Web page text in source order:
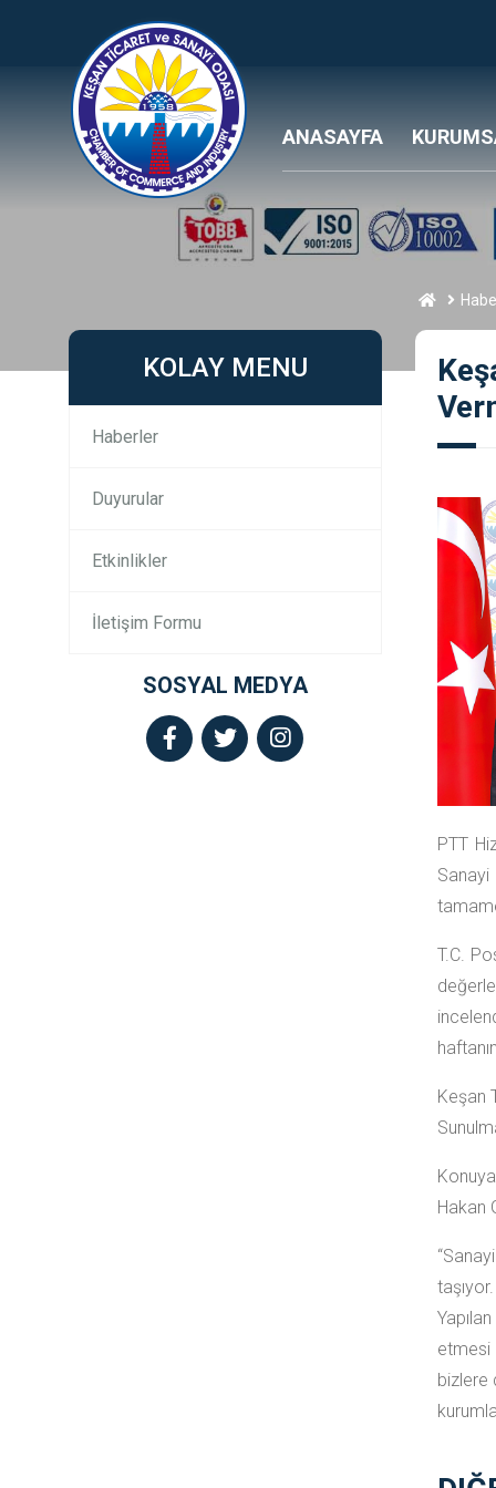
ANASAYFA
KOLAY MENU
Haberler
Duyurular
Etkinlikler
İletişim Formu
SOSYAL MEDYA
PTT
Sanayi
T.C.
Keşan
S
Hakan
etmesi
bizlere